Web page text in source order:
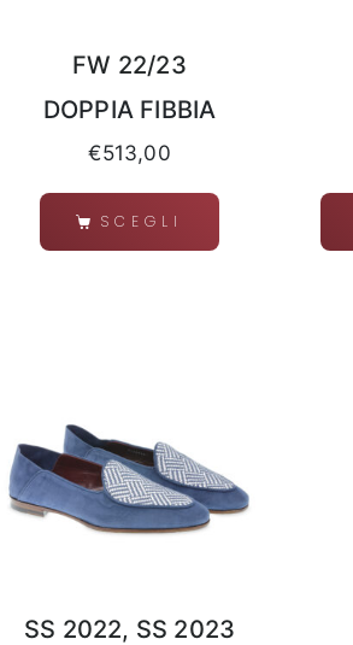
FW 22/23
DOPPIA FIBBIA
€513,00
SCEGLI
SS 2022, SS 2023